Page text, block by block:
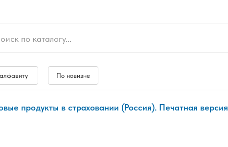
По новизне
продукты в страховании (Россия). Печатная версия